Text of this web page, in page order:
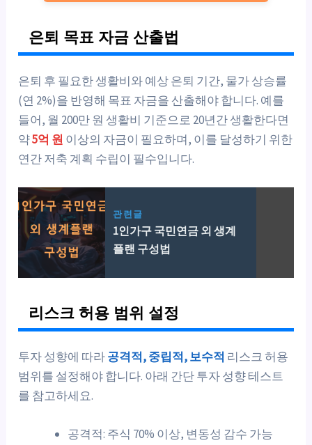
은퇴 목표 자금 산출법
은퇴 후 필요한 생활비와 예상 은퇴 기간, 물가 상승률
(연 2%)을 반영해 목표 자금을 산출해야 합니다. 예를
들어, 월 200만 원 생활비 기준으로 20년간 생활한다면
약5억 원 이상의 자금이 필요하며, 이를 달성하기 위한
연간 저축 계획 수립이 필수입니다.
관련글
1인가구 국민연금 외 생계
플랜 구성법
리스크 허용 범위 설정
투자 성향에 따라공격적, 중립적, 보수적 리스크 허용
범위를 설정해야 합니다. 아래 간단 투자 성향 테스트
를 참고하세요.
공격적: 주식 70% 이상, 변동성 감수 가능